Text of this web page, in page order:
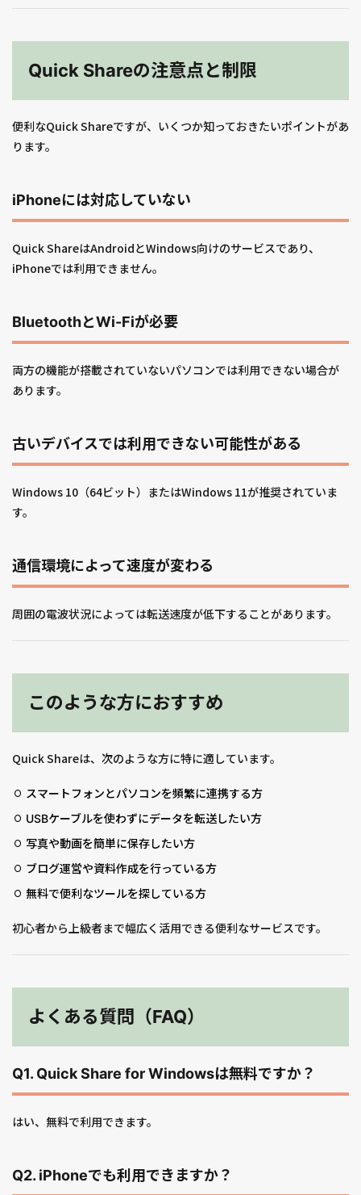
Quick Shareの注意点と制限
便利なQuick Shareですが、いくつか知っておきたいポイントがあ
ります。
iPhoneには対応していない
Quick ShareはAndroidとWindows向けのサービスであり、
iPhoneでは利用できません。
BluetoothとWi-Fiが必要
両方の機能が搭載されていないパソコンでは利用できない場合が
あります。
古いデバイスでは利用できない可能性がある
Windows 10（64ビット）またはWindows 11が推奨されていま
す。
通信環境によって速度が変わる
周囲の電波状況によっては転送速度が低下することがあります。
このような方におすすめ
Quick Shareは、次のような方に特に適しています。
スマートフォンとパソコンを頻繁に連携する方
USBケーブルを使わずにデータを転送したい方
写真や動画を簡単に保存したい方
ブログ運営や資料作成を行っている方
無料で便利なツールを探している方
初心者から上級者まで幅広く活用できる便利なサービスです。
よくある質問（FAQ）
Q1. Quick Share for Windowsは無料ですか？
はい、無料で利用できます。
Q2. iPhoneでも利用できますか？